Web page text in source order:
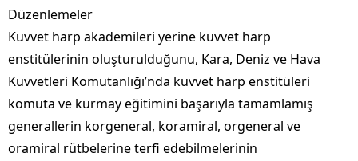
Düzenlemeler
Kuvvet harp akademileri yerine kuvvet harp
enstitülerinin oluşturulduğunu, Kara, Deniz ve Hava
Kuvvetleri Komutanlığı’nda kuvvet harp enstitüleri
komuta ve kurmay eğitimini başarıyla tamamlamış
generallerin korgeneral, koramiral, orgeneral ve
oramiral rütbelerine terfi edebilmelerinin